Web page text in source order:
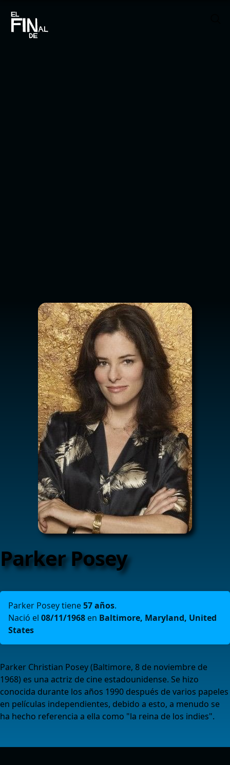
Parker Posey
Parker Posey tiene57 años.
Nació el 08/11/1968 en Baltimore, Maryland, United
States
Parker Christian Posey (Baltimore, 8 de noviembre de
1968) es una actriz de cine estadounidense. Se hizo
conocida durante los años 1990 después de varios papeles
en películas independientes, debido a esto, a menudo se
ha hecho referencia a ella como "la reina de los indies".